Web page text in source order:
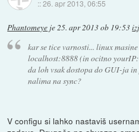
::26. apr 2013, 06:55
Phantomeye je25. apr 2013 ob 19:53
kar se tice varnosti... linux
localhost:8888 (in ocitno
da loh vsak dostopa do GUI-ja
nalima na sync?
V configu si lahko nastaviš